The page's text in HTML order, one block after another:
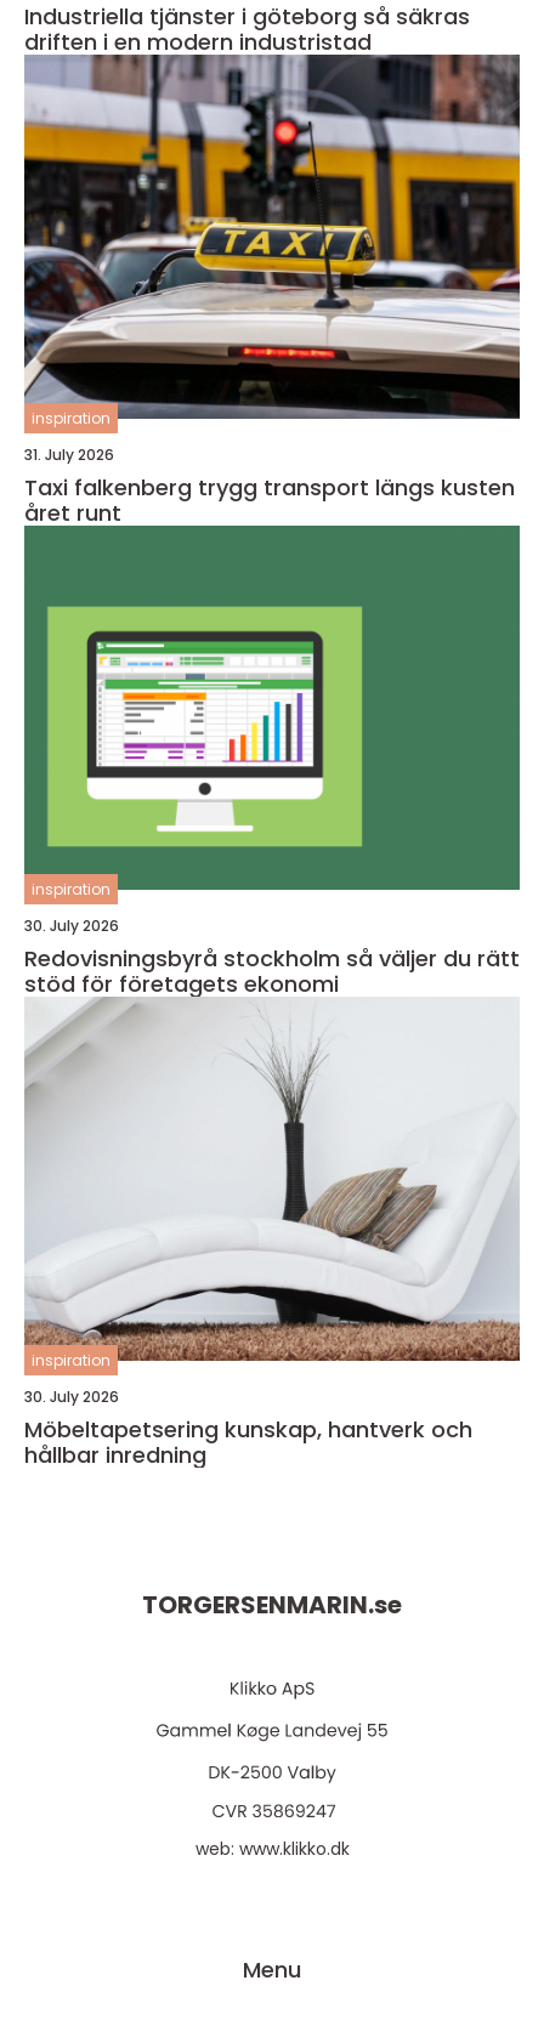
Industriella tjänster i göteborg så säkras
driften i en modern industristad
inspiration
31. July 2026
Taxi falkenberg trygg transport längs kusten
året runt
inspiration
30. July 2026
Redovisningsbyrå stockholm så väljer du rätt
stöd för företagets ekonomi
inspiration
30. July 2026
Möbeltapetsering kunskap, hantverk och
hållbar inredning
TORGERSENMARIN.se
web: www.klikko.dk
Menu